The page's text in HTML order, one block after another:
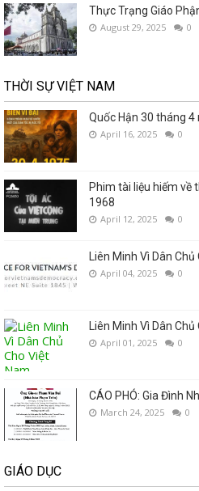
Thực Trạng Giáo
August 29, 2025 0
THỜI SỰ VIỆT NAM
Quốc Hận 30 tháng 4
April 16, 2025 0
Phim tài liệu hiếm về
1968
April 12, 2025 0
Liên Minh Vì Dân Chủ
April 04, 2025 0
Liên Minh Vì Dân Chủ
April 01, 2025 0
CÁO PHÓ: Gia Đình
March 24, 2025 0
GIÁO DỤC